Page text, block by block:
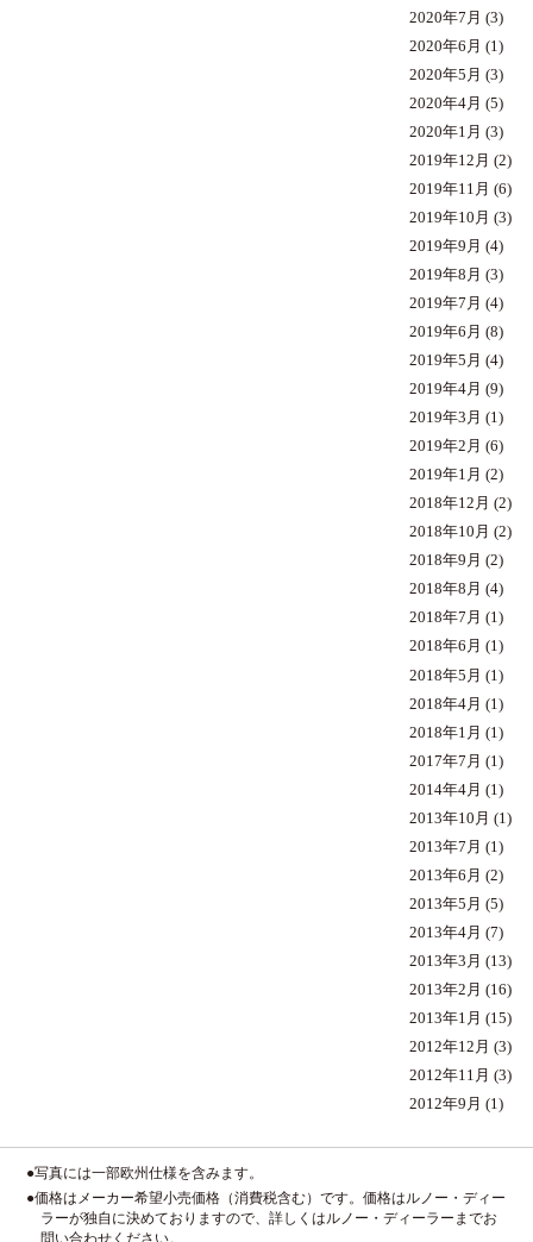
2020年7月 (3)
2020年6月 (1)
2020年5月 (3)
2020年4月 (5)
2020年1月 (3)
2019年12月 (2)
2019年11月 (6)
2019年10月 (3)
2019年9月 (4)
2019年8月 (3)
2019年7月 (4)
2019年6月 (8)
2019年5月 (4)
2019年4月 (9)
2019年3月 (1)
2019年2月 (6)
2019年1月 (2)
2018年12月 (2)
2018年10月 (2)
2018年9月 (2)
2018年8月 (4)
2018年7月 (1)
2018年6月 (1)
2018年5月 (1)
2018年4月 (1)
2018年1月 (1)
2017年7月 (1)
2014年4月 (1)
2013年10月 (1)
2013年7月 (1)
2013年6月 (2)
2013年5月 (5)
2013年4月 (7)
2013年3月 (13)
2013年2月 (16)
2013年1月 (15)
2012年12月 (3)
2012年11月 (3)
2012年9月 (1)
●写真には一部欧州仕様を含みます。
●価格はメーカー希望小売価格（消費税含む）です。価格はルノー・ディー
ラーが独自に決めておりますので、詳しくはルノー・ディーラーまでお
問い合わせください。